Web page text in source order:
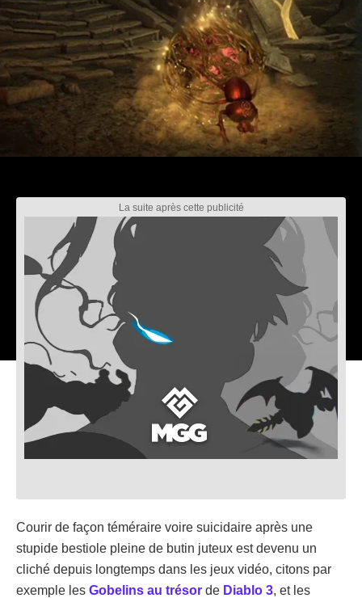
Courir de façon téméraire voire suicidaire après une
stupide bestiole pleine de butin juteux est devenu un
cliché depuis longtemps dans les jeux vidéo, citons par
exemple les Gobelins au trésor de Diablo 3, et les